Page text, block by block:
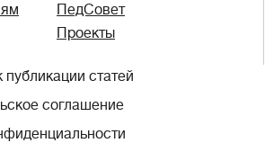
ПедСовет
Проекты
публикации статей
соглашение